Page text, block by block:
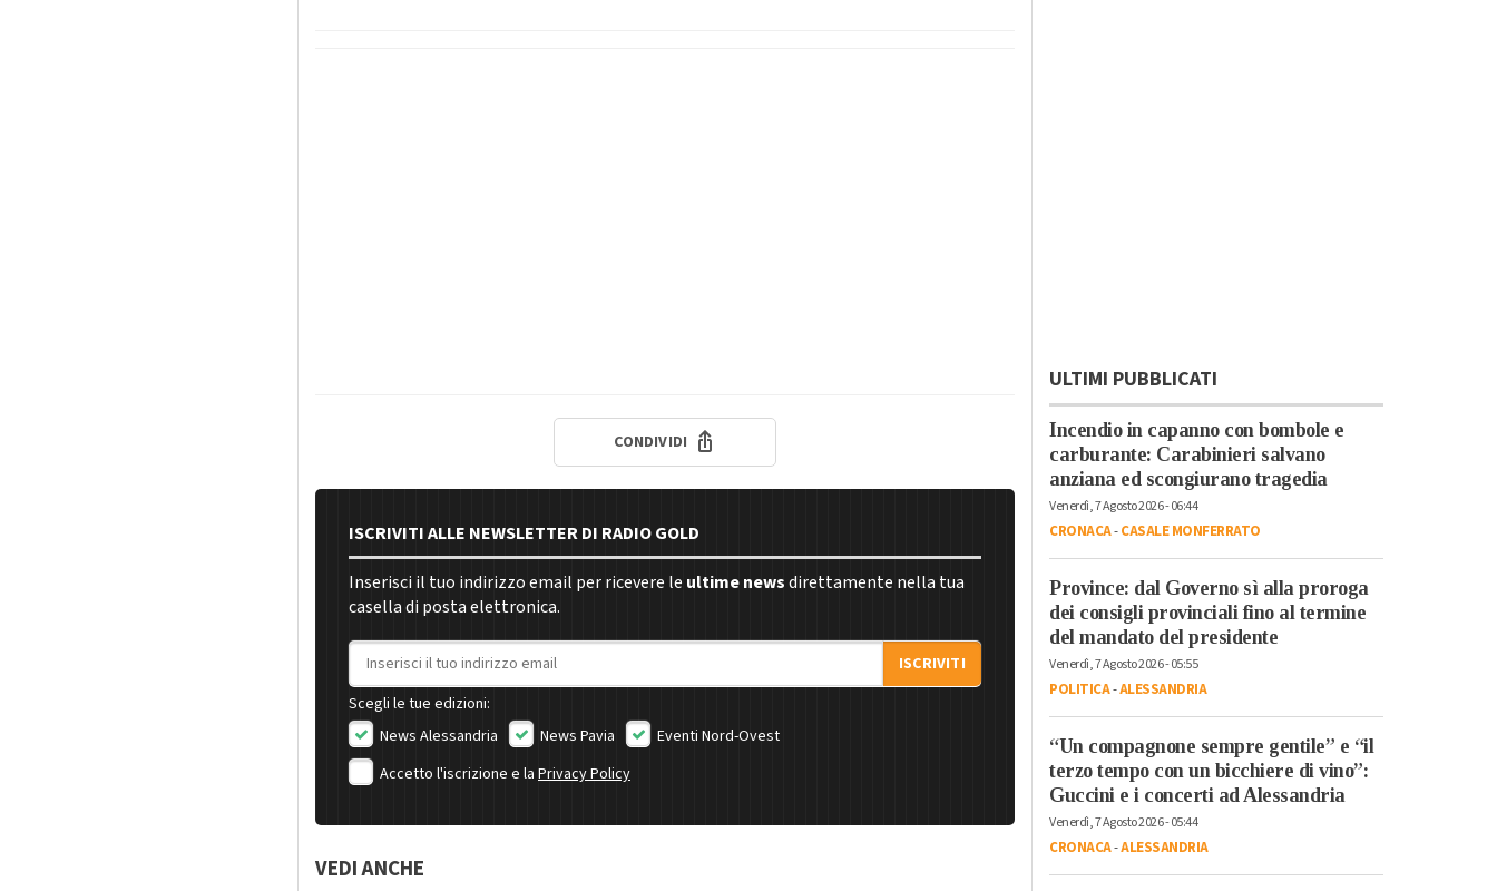
CONDIVIDI
ISCRIVITI ALLE NEWSLETTER DI RADIO GOLD
Inserisci il tuo indirizzo email per ricevere le ultime newsdirettamente nella tua
casella di posta elettronica.
Indirizzo email
ISCRIVITI
Scegli le tue edizioni:
News Alessandria
News Pavia
Eventi Nord-Ovest
Accetto l'iscrizione e la Privacy Policy
VEDI ANCHE
ULTIMI PUBBLICATI
Incendio in capanno con bombole e
carburante: Carabinieri salvano
anziana ed scongiurano tragedia
Venerdì, 7 Agosto 2026 - 06:44
CRONACA-CASALE MONFERRATO
Province: dal Governo sì alla proroga
dei consigli provinciali fino al termine
del mandato del presidente
Venerdì, 7 Agosto 2026 - 05:55
POLITICA-ALESSANDRIA
“Un compagnone sempre gentile” e “il
terzo tempo con un bicchiere di vino”:
Guccini e i concerti ad Alessandria
Venerdì, 7 Agosto 2026 - 05:44
CRONACA-ALESSANDRIA